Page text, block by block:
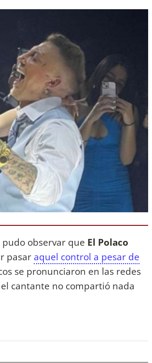
pudo observar que El Polaco
pasar aquel control a pesar de
se pronunciaron en las redes
cantante no compartió nada